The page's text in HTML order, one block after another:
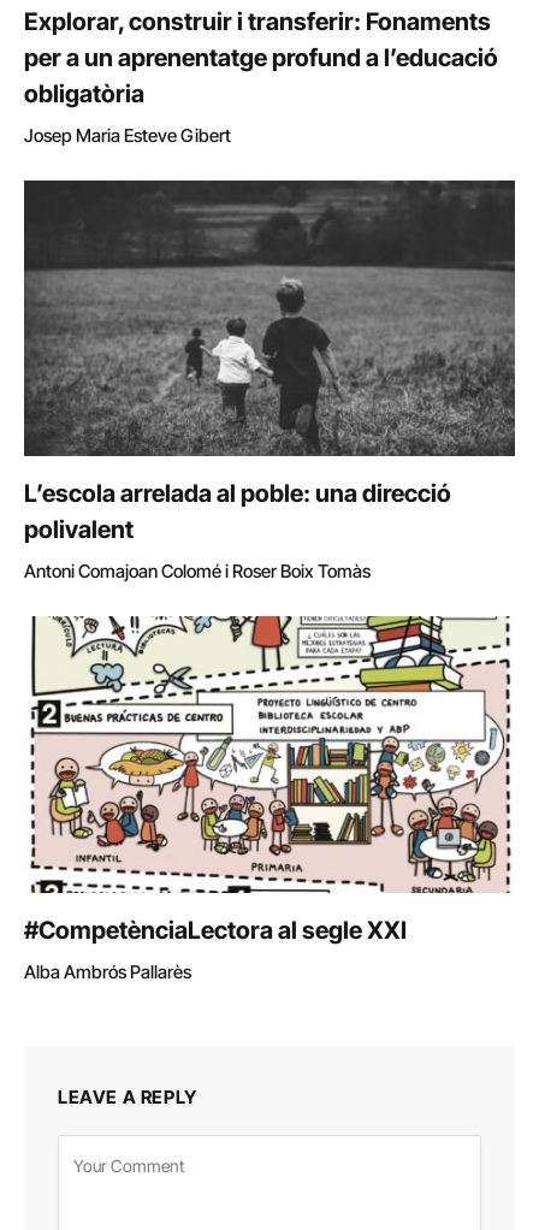
Explorar, construir i transferir: Fonaments
per a un aprenentatge profund a l’educació
obligatòria
Josep Maria Esteve Gibert
L’escola arrelada al poble: una direcció
polivalent
Antoni Comajoan Colomé i Roser Boix Tomàs
#CompetènciaLectora al segle XXI
Alba Ambrós Pallarès
LEAVE A REPLY